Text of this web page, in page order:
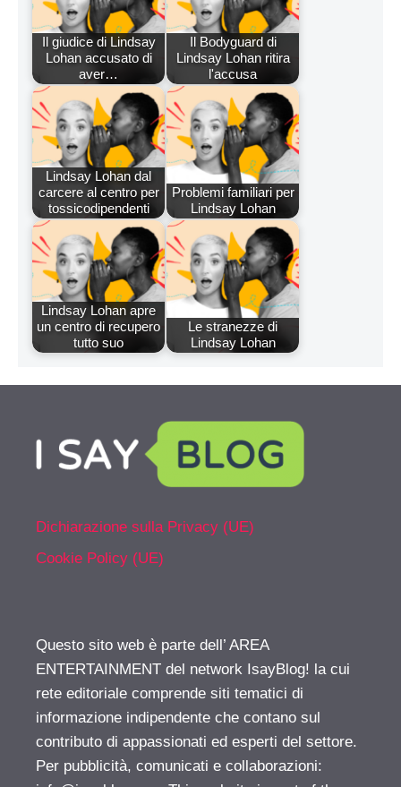
Il giudice di Lindsay
Lohan accusato di
aver…
Il Bodyguard di
Lindsay Lohan ritira
l'accusa
Lindsay Lohan dal
carcere al centro per
tossicodipendenti
Problemi familiari per
Lindsay Lohan
Lindsay Lohan apre
un centro di recupero
tutto suo
Le stranezze di
Lindsay Lohan
Dichiarazione sulla Privacy (UE)
Cookie Policy (UE)
Questo sito web è parte dell’ AREA
ENTERTAINMENT del network IsayBlog! la cui
rete editoriale comprende siti tematici di
informazione indipendente che contano sul
contributo di appassionati ed esperti del settore.
Per pubblicità, comunicati e collaborazioni: